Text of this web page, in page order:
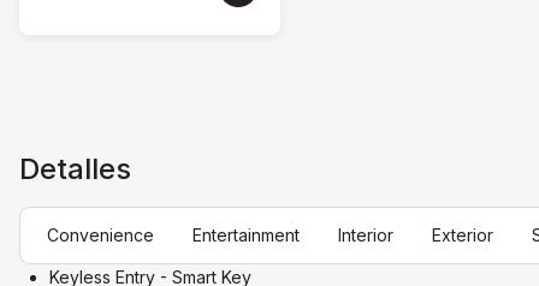
Detalles
Convenience Entertainment Interior Exterior
Keyless Entry - Smart Key